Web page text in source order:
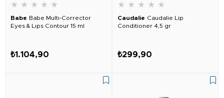
★ ★ ★ ★ ★
Babe Babe Multı-Corrector
Eyes & Lıps Contour 15 ml
₺1.104,90
★ ★ ★ ★ ★
Caudalie Caudalie Lip
Conditioner 4,5 gr
₺299,90